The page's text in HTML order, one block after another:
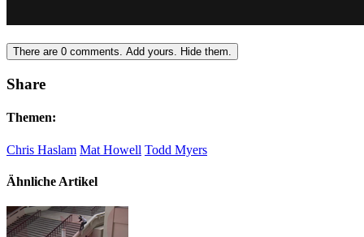
There are 0 comments. Add yours. Hide them.
Share
Themen:
Chris Haslam Mat Howell Todd Myers
Ähnliche Artikel